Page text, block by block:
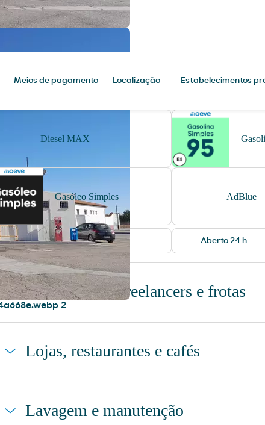
Meios de pagamento Localização Estabelecimentos
Diesel MAX
Gasóleo Simples AdBlue
Telefone público Aberto 24 h
Serviços para freelancers e frotas
Lojas, restaurantes e cafés
Lavagem e manutenção